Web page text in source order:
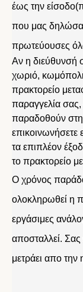
έως την
που μας
πρωτεύουσες
Αν η διεύθυνσή
χωριό,
πρακτορείο
παραγγελία
παραδοθούν στη
επικοινωνήσετε
τα επιπλέον
το πρακτορείο
Ο χρόνος
ολοκληρωθεί η
εργάσιμες
αποσταλλεί.
μετράει απο